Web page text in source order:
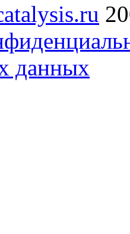
данных